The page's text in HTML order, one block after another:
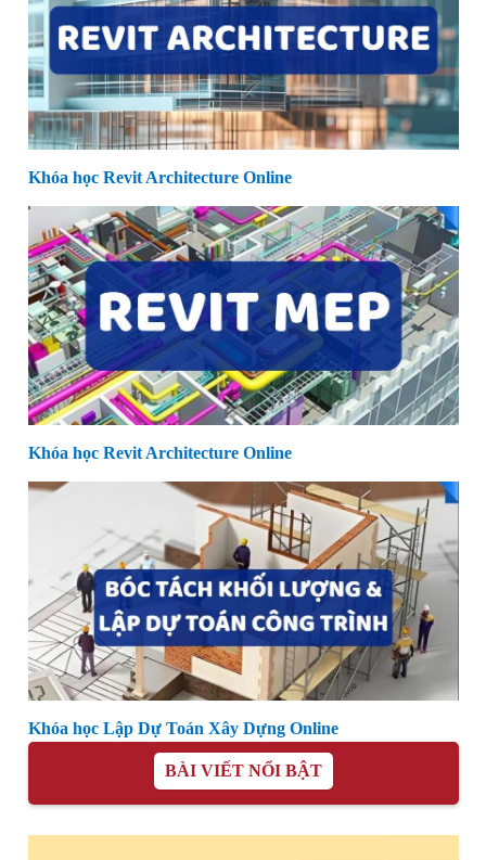
Khóa học Revit Architecture Online
Khóa học Revit Architecture Online
Khóa học Lập Dự Toán Xây Dựng Online
BÀI VIẾT NỔI BẬT